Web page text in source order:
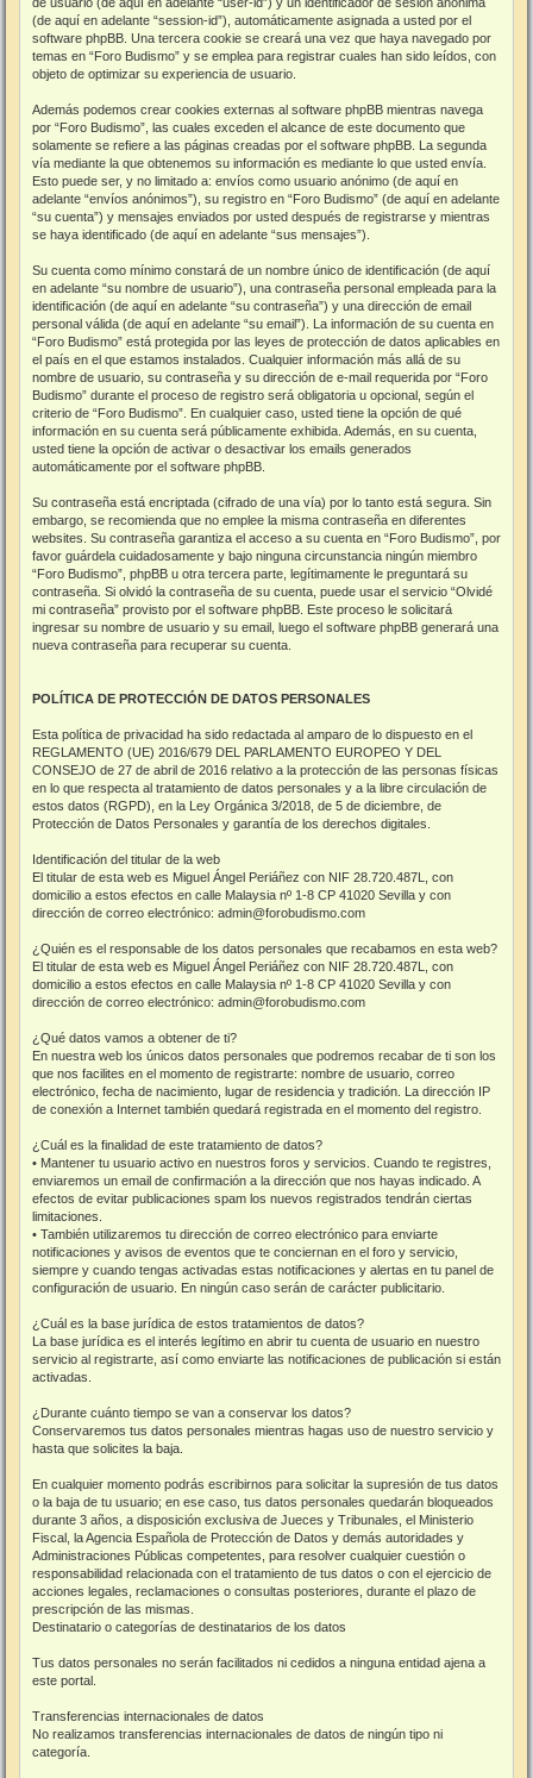
(de aquí en adelante “session-id”), automáticamente asignada a usted por el
software phpBB. Una tercera cookie se creará una vez que haya navegado por
temas en “Foro Budismo” y se emplea para registrar cuales han sido leídos, con
objeto de optimizar su experiencia de usuario.
Además podemos crear cookies externas al software phpBB mientras navega
por “Foro Budismo”, las cuales exceden el alcance de este documento que
solamente se refiere a las páginas creadas por el software phpBB. La segunda
vía mediante la que obtenemos su información es mediante lo que usted envía.
Esto puede ser, y no limitado a: envíos como usuario anónimo (de aquí en
adelante “envíos anónimos”), su registro en “Foro Budismo” (de aquí en adelante
“su cuenta”) y mensajes enviados por usted después de registrarse y mientras
se haya identificado (de aquí en adelante “sus mensajes”).
Su cuenta como mínimo constará de un nombre único de identificación (de aquí
en adelante “su nombre de usuario”), una contraseña personal empleada para la
identificación (de aquí en adelante “su contraseña”) y una dirección de email
personal válida (de aquí en adelante “su email”). La información de su cuenta en
“Foro Budismo” está protegida por las leyes de protección de datos aplicables en
el país en el que estamos instalados. Cualquier información más allá de su
nombre de usuario, su contraseña y su dirección de e-mail requerida por “Foro
Budismo” durante el proceso de registro será obligatoria u opcional, según el
criterio de “Foro Budismo”. En cualquier caso, usted tiene la opción de qué
información en su cuenta será públicamente exhibida. Además, en su cuenta,
usted tiene la opción de activar o desactivar los emails generados
automáticamente por el software phpBB.
Su contraseña está encriptada (cifrado de una vía) por lo tanto está segura. Sin
embargo, se recomienda que no emplee la misma contraseña en diferentes
websites. Su contraseña garantiza el acceso a su cuenta en “Foro Budismo”, por
favor guárdela cuidadosamente y bajo ninguna circunstancia ningún miembro
“Foro Budismo”, phpBB u otra tercera parte, legítimamente le preguntará su
contraseña. Si olvidó la contraseña de su cuenta, puede usar el servicio “Olvidé
mi contraseña” provisto por el software phpBB. Este proceso le solicitará
ingresar su nombre de usuario y su email, luego el software phpBB generará una
nueva contraseña para recuperar su cuenta.
POLÍTICA DE PROTECCIÓN DE DATOS PERSONALES
Esta política de privacidad ha sido redactada al amparo de lo dispuesto en el
REGLAMENTO (UE) 2016/679 DEL PARLAMENTO EUROPEO Y DEL
CONSEJO de 27 de abril de 2016 relativo a la protección de las personas físicas
en lo que respecta al tratamiento de datos personales y a la libre circulación de
estos datos (RGPD), en la Ley Orgánica 3/2018, de 5 de diciembre, de
Protección de Datos Personales y garantía de los derechos digitales.
Identificación del titular de la web
El titular de esta web es Miguel Ángel Periáñez con NIF 28.720.487L, con
domicilio a estos efectos en calle Malaysia nº 1-8 CP 41020 Sevilla y con
dirección de correo electrónico: admin@forobudismo.com
¿Quién es el responsable de los datos personales que recabamos en esta web?
El titular de esta web es Miguel Ángel Periáñez con NIF 28.720.487L, con
domicilio a estos efectos en calle Malaysia nº 1-8 CP 41020 Sevilla y con
dirección de correo electrónico: admin@forobudismo.com
¿Qué datos vamos a obtener de ti?
En nuestra web los únicos datos personales que podremos recabar de ti son los
que nos facilites en el momento de registrarte: nombre de usuario, correo
electrónico, fecha de nacimiento, lugar de residencia y tradición. La dirección IP
de conexión a Internet también quedará registrada en el momento del registro.
¿Cuál es la finalidad de este tratamiento de datos?
• Mantener tu usuario activo en nuestros foros y servicios. Cuando te registres,
enviaremos un email de confirmación a la dirección que nos hayas indicado. A
efectos de evitar publicaciones spam los nuevos registrados tendrán ciertas
limitaciones.
• También utilizaremos tu dirección de correo electrónico para enviarte
notificaciones y avisos de eventos que te conciernan en el foro y servicio,
siempre y cuando tengas activadas estas notificaciones y alertas en tu panel de
configuración de usuario. En ningún caso serán de carácter publicitario.
¿Cuál es la base jurídica de estos tratamientos de datos?
La base jurídica es el interés legítimo en abrir tu cuenta de usuario en nuestro
servicio al registrarte, así como enviarte las notificaciones de publicación si están
activadas.
¿Durante cuánto tiempo se van a conservar los datos?
Conservaremos tus datos personales mientras hagas uso de nuestro servicio y
hasta que solicites la baja.
En cualquier momento podrás escribirnos para solicitar la supresión de tus datos
o la baja de tu usuario; en ese caso, tus datos personales quedarán bloqueados
durante 3 años, a disposición exclusiva de Jueces y Tribunales, el Ministerio
Fiscal, la Agencia Española de Protección de Datos y demás autoridades y
Administraciones Públicas competentes, para resolver cualquier cuestión o
responsabilidad relacionada con el tratamiento de tus datos o con el ejercicio de
acciones legales, reclamaciones o consultas posteriores, durante el plazo de
prescripción de las mismas.
Destinatario o categorías de destinatarios de los datos
Tus datos personales no serán facilitados ni cedidos a ninguna entidad ajena a
este portal.
Transferencias internacionales de datos
No realizamos transferencias internacionales de datos de ningún tipo ni
categoría.